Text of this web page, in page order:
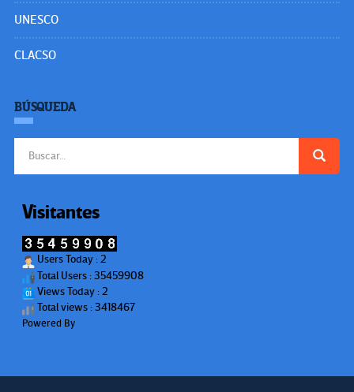
UNESCO
CLACSO
BÚSQUEDA
Visitantes
Users Today : 2
Total Users : 35459908
Views Today : 2
Total views : 3418467
Powered By